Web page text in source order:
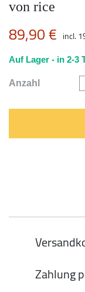
von rice
89,90€ incl.
Auf Lager - in 2-3
Anzahl
Zahlung